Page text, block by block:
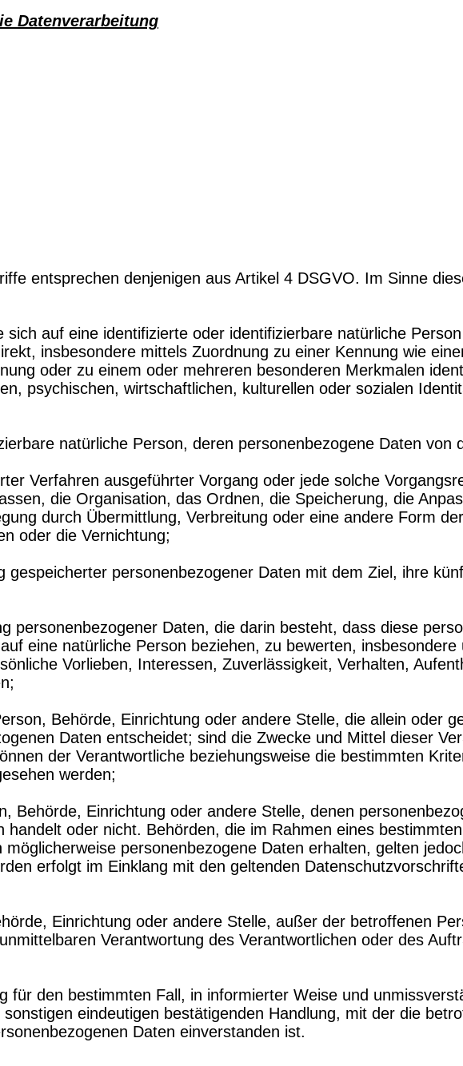
Datenverarbeitung
entsprechen denjenigen aus Artikel 4 DSGVO. Im Sinne
sich auf eine identifizierte oder identifizierbare natürliche
insbesondere mittels Zuordnung zu einer Kennung wie
oder zu einem oder mehreren besonderen Merkmalen
psychischen, wirtschaftlichen, kulturellen oder sozialen
natürliche Person, deren personenbezogene Daten von
Verfahren ausgeführter Vorgang oder jede solche
die Organisation, das Ordnen, die Speicherung, die
durch Übermittlung, Verbreitung oder eine andere Form
oder die Vernichtung;
gespeicherter personenbezogener Daten mit dem Ziel, ihre
personenbezogener Daten, die darin besteht, dass diese
eine natürliche Person beziehen, zu bewerten, insbesondere
Vorlieben, Interessen, Zuverlässigkeit, Verhalten,
Behörde, Einrichtung oder andere Stelle, die allein oder
Daten entscheidet; sind die Zwecke und Mittel dieser
der Verantwortliche beziehungsweise die bestimmten
werden;
Behörde, Einrichtung oder andere Stelle, denen
oder nicht. Behörden, die im Rahmen eines
personenbezogene Daten erhalten, gelten
erfolgt im Einklang mit den geltenden
Einrichtung oder andere Stelle, außer der betroffenen
Verantwortung des Verantwortlichen oder des
für den bestimmten Fall, in informierter Weise und
eindeutigen bestätigenden Handlung, mit der die
Daten einverstanden ist.